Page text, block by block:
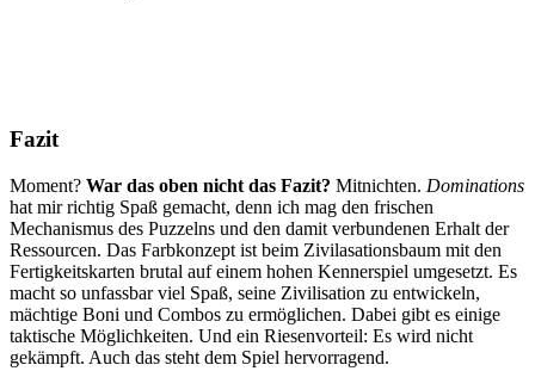
Fazit
Moment? War das oben nicht das Fazit? Mitnichten. Dominations
hat mir richtig Spaß gemacht, denn ich mag den frischen
Mechanismus des Puzzelns und den damit verbundenen Erhalt der
Ressourcen. Das Farbkonzept ist beim Zivilasationsbaum mit den
Fertigkeitskarten brutal auf einem hohen Kennerspiel umgesetzt. Es
macht so unfassbar viel Spaß, seine Zivilisation zu entwickeln,
mächtige Boni und Combos zu ermöglichen. Dabei gibt es einige
taktische Möglichkeiten. Und ein Riesenvorteil: Es wird nicht
gekämpft. Auch das steht dem Spiel hervorragend.